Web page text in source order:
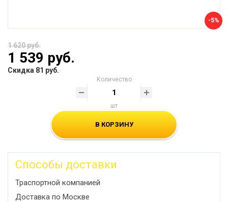
-5%
1 620 руб.
1 539 руб.
Скидка 81 руб.
Количество
шт
В КОРЗИНУ
Способы доставки
Траспортной компанией
Доставка по Москве